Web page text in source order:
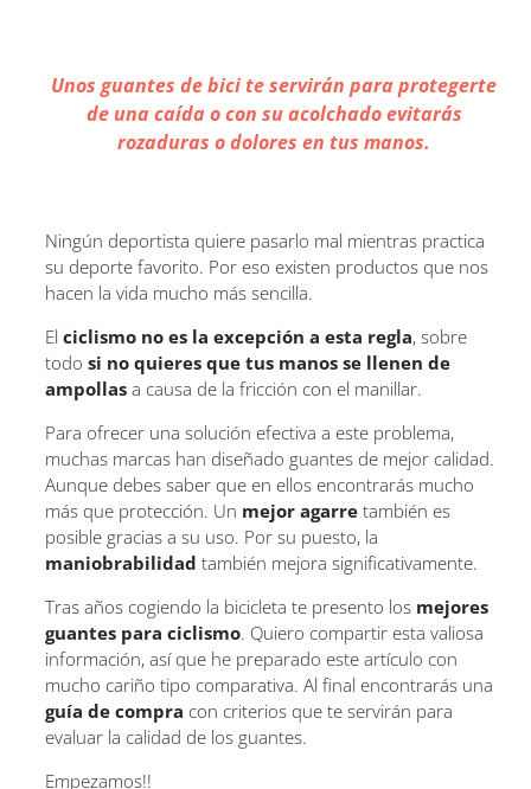
Unos guantes de bici te servirán para protegerte
de una caída o con su acolchado evitarás
rozaduras o dolores en tus manos.
Ningún deportista quiere pasarlo mal mientras practica
su deporte favorito. Por eso existen productos que nos
hacen la vida mucho más sencilla.
El ciclismo no es la excepción a esta regla, sobre
todo si no quieres que tus manos se llenen de
ampollasa causa de la fricción con el manillar.
Para ofrecer una solución efectiva a este problema,
muchas marcas han diseñado guantes de mejor calidad.
Aunque debes saber que en ellos encontrarás mucho
más que protección. Un mejor agarre también es
posible gracias a su uso. Por su puesto, la
maniobrabilidad también mejora significativamente.
Tras años cogiendo la bicicleta te presento los mejores
guantes para ciclismo. Quiero compartir esta valiosa
información, así que he preparado este artículo con
mucho cariño tipo comparativa. Al final encontrarás una
guía de compra con criterios que te servirán para
evaluar la calidad de los guantes.
Empezamos!!